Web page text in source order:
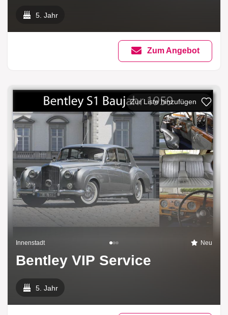
5. Jahr
Zum Angebot
Zur Liste hinzufügen
Innenstadt Neu
Bentley VIP Service
5. Jahr